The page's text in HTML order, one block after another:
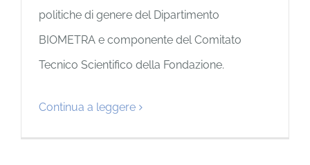
politiche di genere del Dipartimento
BIOMETRA e componente del Comitato
Tecnico Scientifico della Fondazione.
Continua a leggere